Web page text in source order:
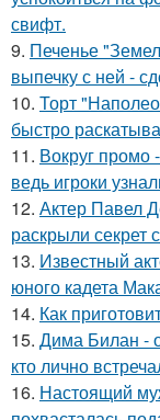
свифт.
9. Печенье
выпечку с ней -
10. Торт
быстро
11. Вокруг промо
ведь игроки
12. Актер Павел
раскрыли секрет
13. Известный
юного кадета
14. Как
15. Дима Билан -
кто лично
16. Настоящий